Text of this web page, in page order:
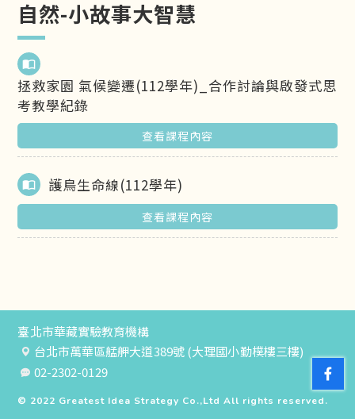
自然-小故事大智慧
import_contacts
拯救家園 氣候變遷(112學年)_合作討論與啟發式思
考教學紀錄
查看課程內容
import_contacts 護鳥生命線(112學年)
查看課程內容
臺北市華藏實驗教育機構
台北市萬華區艋舺大道389號 (大理國小勤樸樓三樓)
02-2302-0129
© 2022 Greatest Idea Strategy Co.,Ltd All rights reserved.